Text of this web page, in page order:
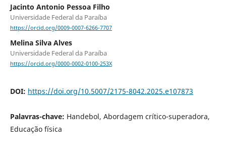
Jacinto Antonio Pessoa Filho
Universidade Federal da Paraíba
https://orcid.org/0009-0007-6266-7707
Melina Silva Alves
Universidade Federal da Paraíba
https://orcid.org/0000-0002-0100-253X
DOI: https://doi.org/10.5007/2175-8042.2025.e107873
Palavras-chave: Handebol, Abordagem crítico-superadora,
Educação física